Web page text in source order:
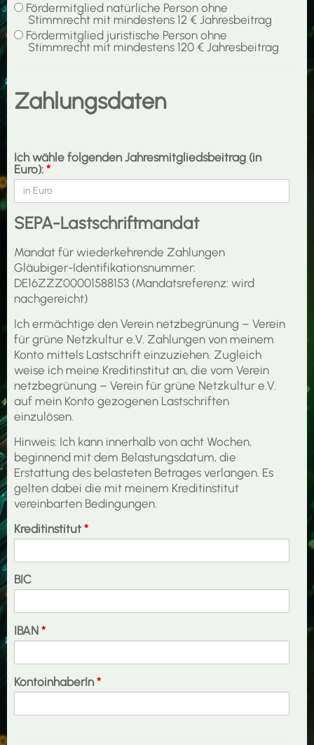
Fördermitglied natürliche Person ohne
Stimmrecht mit mindestens 12 € Jahresbeitrag
Fördermitglied juristische Person ohne
Stimmrecht mit mindestens 120 € Jahresbeitrag
Zahlungsdaten
Ich wähle folgenden Jahresmitgliedsbeitrag (in
Euro): *
SEPA-Lastschriftmandat
Mandat für wiederkehrende Zahlungen
Gläubiger-Identifikationsnummer:
DE16ZZZ00001588153 (Mandatsreferenz: wird
nachgereicht)
Ich ermächtige den Verein netzbegrünung – Verein
für grüne Netzkultur e.V. Zahlungen von meinem
Konto mittels Lastschrift einzuziehen. Zugleich
weise ich meine Kreditinstitut an, die vom Verein
netzbegrünung – Verein für grüne Netzkultur e.V.
auf mein Konto gezogenen Lastschriften
einzulösen.
Hinweis: Ich kann innerhalb von acht Wochen,
beginnend mit dem Belastungsdatum, die
Erstattung des belasteten Betrages verlangen. Es
gelten dabei die mit meinem Kreditinstitut
vereinbarten Bedingungen.
Kreditinstitut *
BIC
IBAN *
KontoinhaberIn *